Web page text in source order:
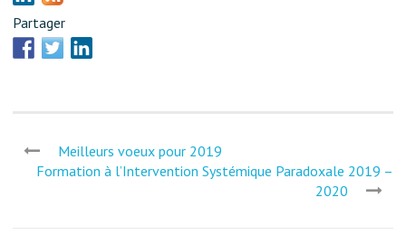
Partager
Meilleurs voeux pour 2019
Formation à l’Intervention Systémique Paradoxale 2019 –
2020